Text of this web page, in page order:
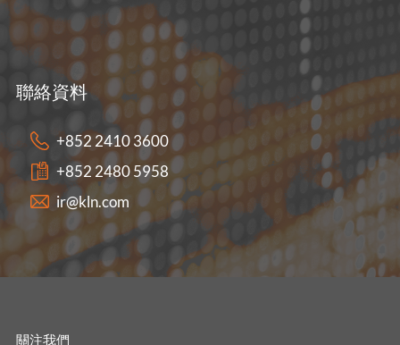
聯絡資料
+852 2410 3600
+852 2480 5958
ir@kln.com
關注我們